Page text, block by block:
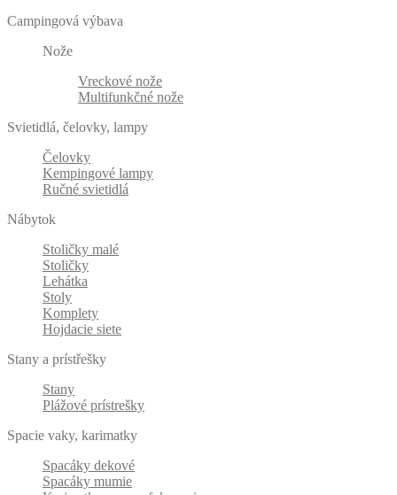
Campingová výbava
Nože
Vreckové nože
Multifunkčné nože
Svietidlá, čelovky, lampy
Čelovky
Kempingové lampy
Ručné svietidlá
Nábytok
Stoličky malé
Stoličky
Lehátka
Stoly
Komplety
Hojdacie siete
Stany a prístřešky
Stany
Plážové prístrešky
Spacie vaky, karimatky
Spacáky dekové
Spacáky mumie